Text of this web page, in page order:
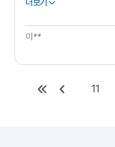
이**
11